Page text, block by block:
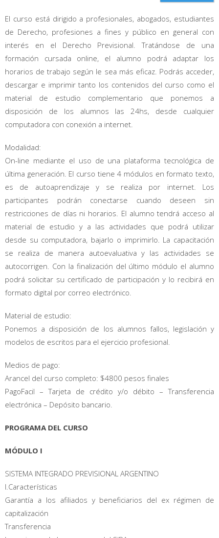
El curso está dirigido a profesionales, abogados, estudiantes
de Derecho, profesiones a fines y público en general con
interés en el Derecho Previsional. Tratándose de una
formación cursada online, el alumno podrá adaptar los
horarios de trabajo según le sea más eficaz. Podrás acceder,
descargar e imprimir tanto los contenidos del curso como el
material de estudio complementario que ponemos a
disposición de los alumnos las 24hs, desde cualquier
computadora con conexión a internet.
Modalidad:
On-line mediante el uso de una plataforma tecnológica de
última generación. El curso tiene 4 módulos en formato texto,
es de autoaprendizaje y se realiza por internet. Los
participantes podrán conectarse cuando deseen sin
restricciones de días ni horarios. El alumno tendrá acceso al
material de estudio y a las actividades que podrá utilizar
desde su computadora, bajarlo o imprimirlo. La capacitación
se realiza de manera autoevaluativa y las actividades se
autocorrigen. Con la finalización del último módulo el alumno
podrá solicitar su certificado de participación y lo recibirá en
formato digital por correo electrónico.
Material de estudio:
Ponemos a disposición de los alumnos fallos, legislación y
modelos de escritos para el ejercicio profesional.
Medios de pago:
Arancel del curso completo: $4800 pesos finales
PagoFacil – Tarjeta de crédito y/o débito – Transferencia
electrónica – Depósito bancario.
PROGRAMA DEL CURSO
MÓDULO I
SISTEMA INTEGRADO PREVISIONAL ARGENTINO
I.Características
Garantía a los afiliados y beneficiarios del ex régimen de
capitalización
Transferencia